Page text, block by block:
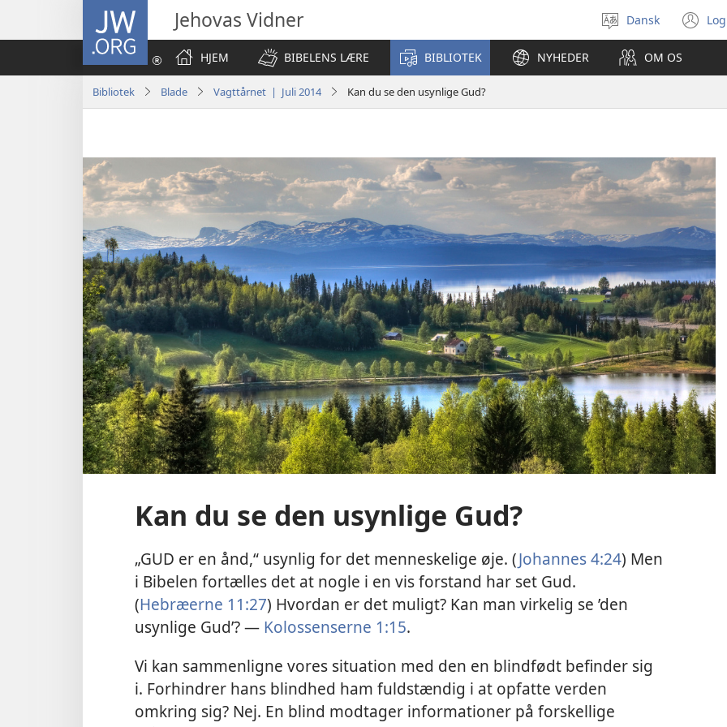
JW.ORG Jehovas Vidner
Vælg
sprog
Dansk
HJEM
BIBELENS LÆRE BIBLIOTEK NYHEDER OM OS
Bibliotek Blade Vagttårnet | Juli 2014 Kan du se den usynlige Gud?
Kan du se den usynlige Gud?
„GUD er en ånd,“ usynlig for det menneskelige øje. (Johannes 4:24) Men
i Bibelen fortælles det at nogle i en vis forstand har set Gud.
(Hebræerne 11:27) Hvordan er det muligt? Kan man virkelig se ’den
usynlige Gud’? — Kolossenserne 1:15.
Vi kan sammenligne vores situation med den en blindfødt befinder sig
i. Forhindrer hans blindhed ham fuldstændig i at opfatte verden
omkring sig? Nej. En blind modtager informationer på forskellige